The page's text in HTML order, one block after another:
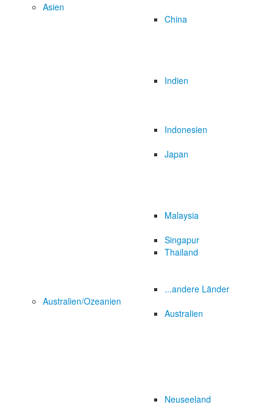
Asien
China
Indien
Indonesien
Japan
Malaysia
Singapur
Thailand
...andere Länder
Australien/Ozeanien
Australien
Neuseeland